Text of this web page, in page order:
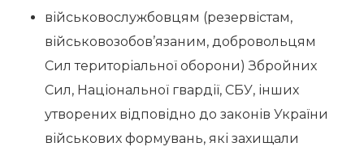
військовослужбовцям (резервістам,
військовозобов’язаним, добровольцям
Сил територіальної оборони) Збройних
Сил, Національної гвардії, СБУ, інших
утворених відповідно до законів України
військових формувань, які захищали